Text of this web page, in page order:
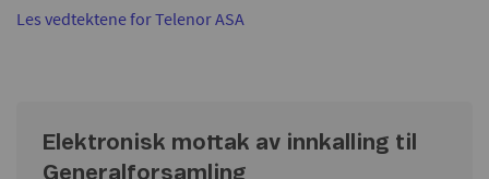
Les vedtektene for Telenor ASA
Elektronisk mottak av innkalling til
Generalforsamling